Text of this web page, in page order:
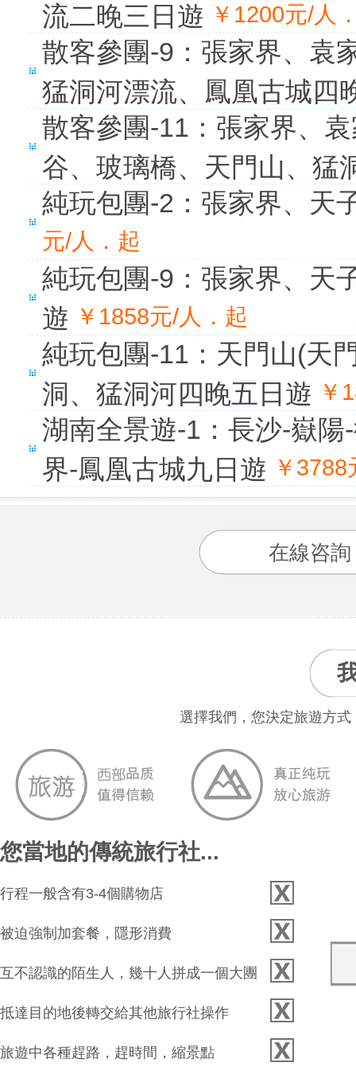
流二晚三日遊 ￥1200元/人
散客參團-9：張家界、袁
猛洞河漂流、鳳凰古城四
散客參團-11：張家界、
谷、玻璃橋、天門山、猛
純玩包團-2：張家界、天
元/人．起
純玩包團-9：張家界、天
遊 ￥1858元/人．起
純玩包團-11：天門山(天
洞、猛洞河四晚五日遊 ￥
湖南全景遊-1：長沙-嶽
界-鳳凰古城九日遊 ￥
在線咨詢
選擇我們，您決定旅遊方
您當地的傳統旅行社...
行程一般含有3-4個購物店
被迫強制加套餐，隱形消費
互不認識的陌生人，幾十人拼成一個大團
抵達目的地後轉交給其他旅行社操作
旅遊中各種趕路，趕時間，縮景點